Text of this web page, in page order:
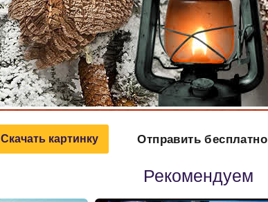
Скачать картинку Отправить бесплатно
Рекомендуем